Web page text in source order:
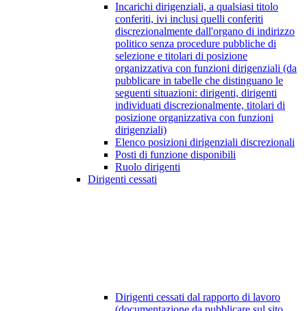
Incarichi dirigenziali, a qualsiasi titolo
conferiti, ivi inclusi quelli conferiti
discrezionalmente dall'organo di indirizzo
politico senza procedure pubbliche di
selezione e titolari di posizione
organizzativa con funzioni dirigenziali (da
pubblicare in tabelle che distinguano le
seguenti situazioni: dirigenti, dirigenti
individuati discrezionalmente, titolari di
posizione organizzativa con funzioni
dirigenziali)
Elenco posizioni dirigenziali discrezionali
Posti di funzione disponibili
Ruolo dirigenti
Dirigenti cessati
Dirigenti cessati dal rapporto di lavoro